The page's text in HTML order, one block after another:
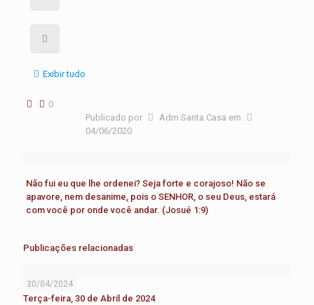
Exibir tudo
0
Publicado por
Adm Santa Casa em
04/06/2020
Não fui eu que lhe ordenei? Seja forte e corajoso! Não se
apavore, nem desanime, pois o SENHOR, o seu Deus, estará
com você por onde você andar. (Josué 1:9)
Publicações relacionadas
30/04/2024
Terça-feira, 30 de Abril de 2024